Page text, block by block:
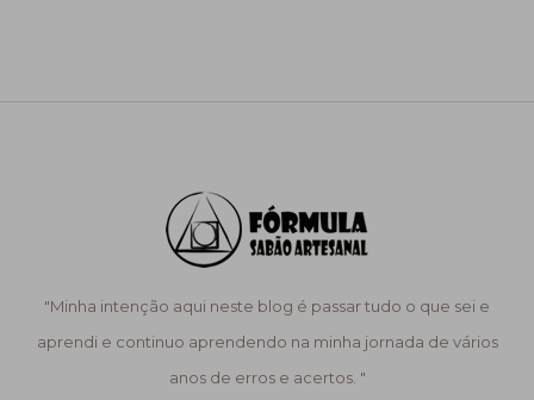
"Minha intenção aqui neste blog é passar tudo o que sei e
aprendi e continuo aprendendo na minha jornada de vários
anos de erros e acertos. "